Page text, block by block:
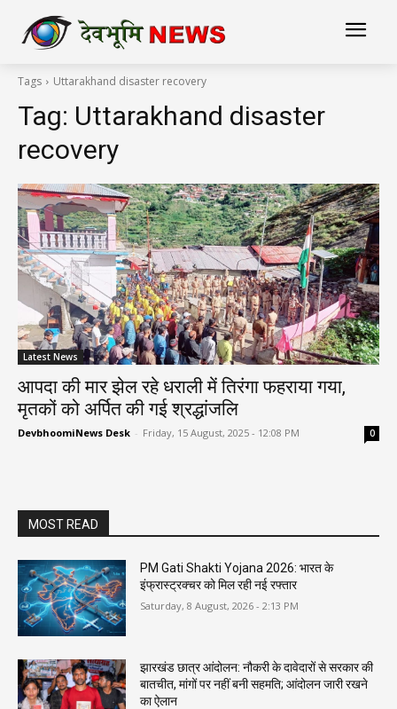
Tags Uttarakhand disaster recovery
Tag: Uttarakhand disaster
recovery
Latest News
आपदा की मार झेल रहे धराली में तिरंगा फहराया गया,
मृतकों को अर्पित की गई श्रद्धांजलि
DevbhoomiNews Desk - Friday, 15 August, 2025 - 12:08 PM 0
MOST READ
PM Gati Shakti Yojana 2026: भारत के
इंफ्रास्ट्रक्चर को मिल रही नई रफ्तार
Saturday, 8 August, 2026 - 2:13 PM
झारखंड छात्र आंदोलन: नौकरी के दावेदारों से सरकार की
बातचीत, मांगों पर नहीं बनी सहमति; आंदोलन जारी रखने
का ऐलान